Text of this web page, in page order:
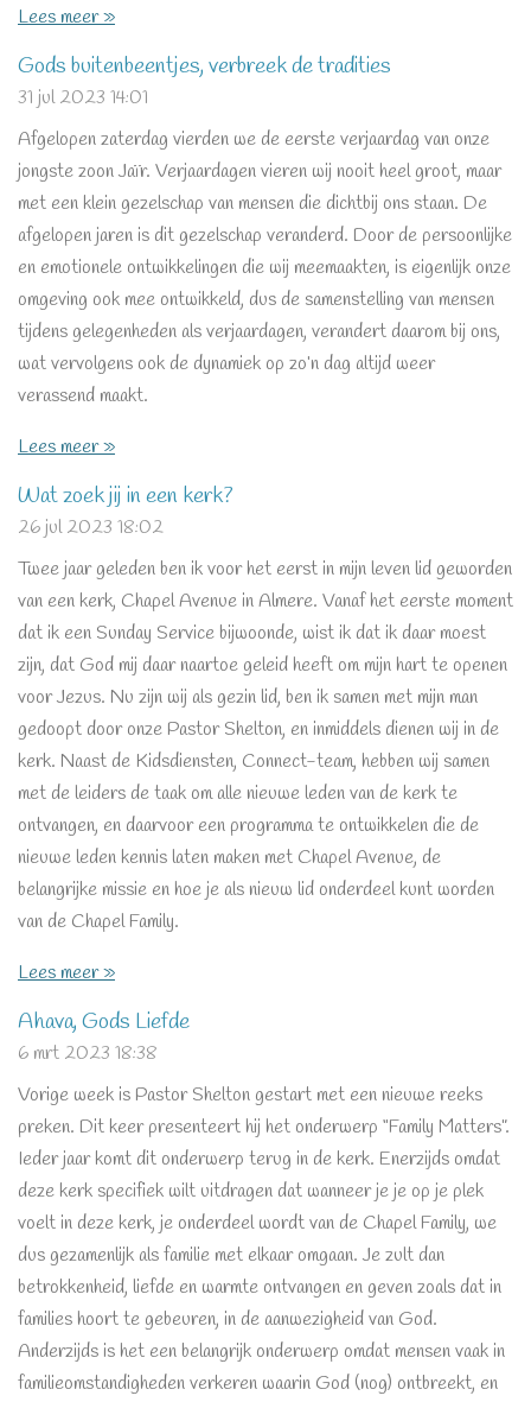
Lees meer »
Gods buitenbeentjes, verbreek de tradities
31 jul 2023 14:01
Afgelopen zaterdag vierden we de eerste verjaardag van onze
jongste zoon Jaïr. Verjaardagen vieren wij nooit heel groot, maar
met een klein gezelschap van mensen die dichtbij ons staan. De
afgelopen jaren is dit gezelschap veranderd. Door de persoonlijke
en emotionele ontwikkelingen die wij meemaakten, is eigenlijk onze
omgeving ook mee ontwikkeld, dus de samenstelling van mensen
tijdens gelegenheden als verjaardagen, verandert daarom bij ons,
wat vervolgens ook de dynamiek op zo’n dag altijd weer
verassend maakt.
Lees meer »
Wat zoek jij in een kerk?
26 jul 2023 18:02
Twee jaar geleden ben ik voor het eerst in mijn leven lid geworden
van een kerk, Chapel Avenue in Almere. Vanaf het eerste moment
dat ik een Sunday Service bijwoonde, wist ik dat ik daar moest
zijn, dat God mij daar naartoe geleid heeft om mijn hart te openen
voor Jezus. Nu zijn wij als gezin lid, ben ik samen met mijn man
gedoopt door onze Pastor Shelton, en inmiddels dienen wij in de
kerk. Naast de Kidsdiensten, Connect-team, hebben wij samen
met de leiders de taak om alle nieuwe leden van de kerk te
ontvangen, en daarvoor een programma te ontwikkelen die de
nieuwe leden kennis laten maken met Chapel Avenue, de
belangrijke missie en hoe je als nieuw lid onderdeel kunt worden
van de Chapel Family.
Lees meer »
Ahava, Gods Liefde
6 mrt 2023 18:38
Vorige week is Pastor Shelton gestart met een nieuwe reeks
preken. Dit keer presenteert hij het onderwerp “Family Matters”.
Ieder jaar komt dit onderwerp terug in de kerk. Enerzijds omdat
deze kerk specifiek wilt uitdragen dat wanneer je je op je plek
voelt in deze kerk, je onderdeel wordt van de Chapel Family, we
dus gezamenlijk als familie met elkaar omgaan. Je zult dan
betrokkenheid, liefde en warmte ontvangen en geven zoals dat in
families hoort te gebeuren, in de aanwezigheid van God.
Anderzijds is het een belangrijk onderwerp omdat mensen vaak in
familieomstandigheden verkeren waarin God (nog) ontbreekt, en